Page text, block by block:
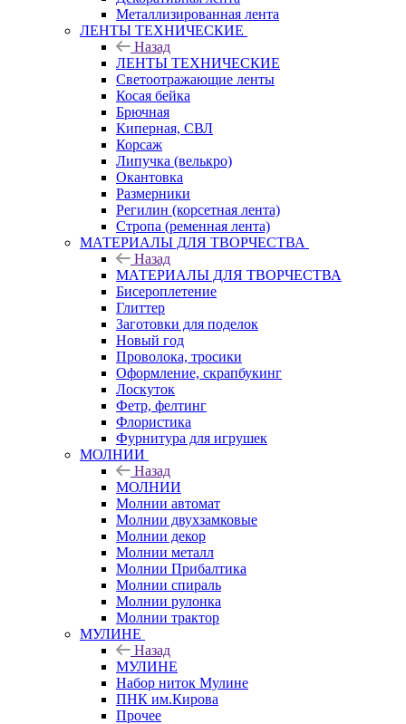
Металлизированная лента
ЛЕНТЫ ТЕХНИЧЕСКИЕ
Назад
ЛЕНТЫ ТЕХНИЧЕСКИЕ
Светоотражающие ленты
Косая бейка
Брючная
Киперная, СВЛ
Корсаж
Липучка (велькро)
Окантовка
Размерники
Регилин (корсетная лента)
Стропа (ременная лента)
МАТЕРИАЛЫ ДЛЯ ТВОРЧЕСТВА
Назад
МАТЕРИАЛЫ ДЛЯ ТВОРЧЕСТВА
Бисероплетение
Глиттер
Заготовки для поделок
Новый год
Проволока, тросики
Оформление, скрапбукинг
Лоскуток
Фетр, фелтинг
Флористика
Фурнитура для игрушек
МОЛНИИ
Назад
МОЛНИИ
Молнии автомат
Молнии двухзамковые
Молнии декор
Молнии металл
Молнии Прибалтика
Молнии спираль
Молнии рулонка
Молнии трактор
МУЛИНЕ
Назад
МУЛИНЕ
Набор ниток Мулине
ПНК им.Кирова
Прочее